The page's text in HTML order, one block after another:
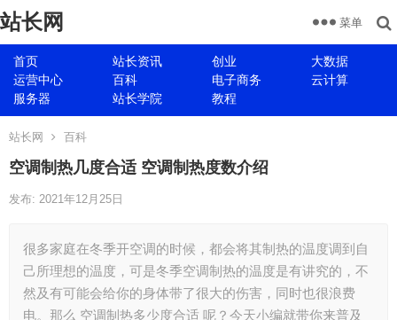
站长网
首页 站长资讯 创业
大数据
运营中心
百科 电子商务
云计算
服务器
站长学院 教程
菜单
站长网 百科
空调制热几度合适 空调制热度数介绍
发布: 2021年12月25日
很多家庭在冬季开空调的时候，都会将其制热的温度调到自
己所理想的温度，可是冬季空调制热的温度是有讲究的，不
然及有可能会给你的身体带了很大的伤害，同时也很浪费
电。那么 空调制热多少度合适 呢？今天小编就带你来普及